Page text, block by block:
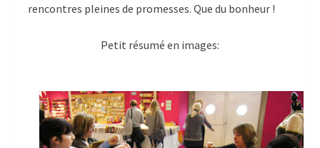
rencontres pleines de promesses. Que du bonheur !
Petit résumé en images: